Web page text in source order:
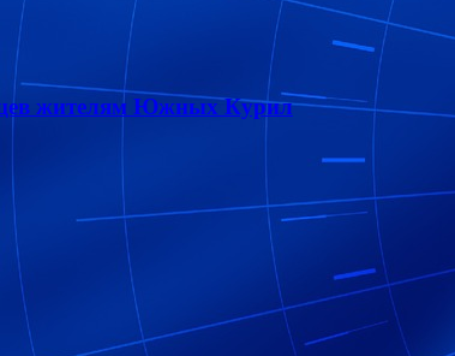
жителям Южных Курил